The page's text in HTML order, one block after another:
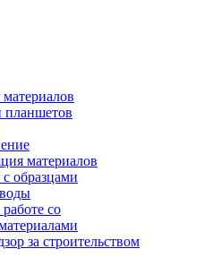
планшетов
материалов
образцами
со
за строительством